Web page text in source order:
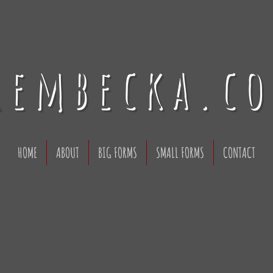
HOME ABOUT BIG FORMS SMALL FORMS CONTACT